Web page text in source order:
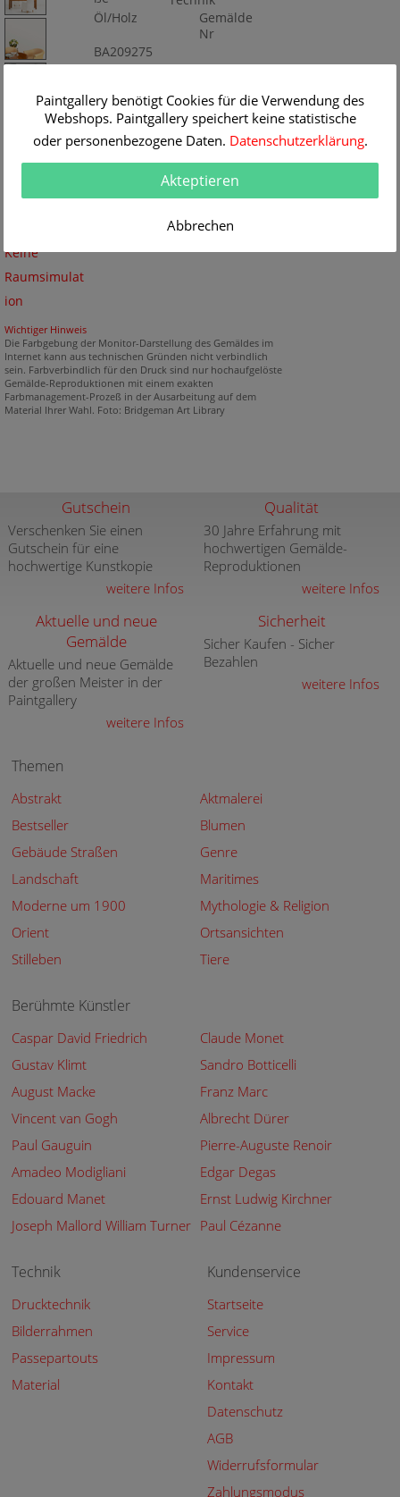
Keine
Raumsimulat
ion
Öl/Holz
Gemälde
Nr
BA209275
Wichtiger Hinweis
Die Farbgebung der Monitor-Darstellung des Gemäldes im
Internet kann aus technischen Gründen nicht verbindlich
sein. Farbverbindlich für den Druck sind nur hochaufgelöste
Gemälde-Reproduktionen mit einem exakten
Farbmanagement-Prozeß in der Ausarbeitung auf dem
Material Ihrer Wahl. Foto: Bridgeman Art Library
Gutschein
Verschenken Sie einen
Gutschein für eine
hochwertige Kunstkopie
weitere Infos
Qualität
30 Jahre Erfahrung mit
hochwertigen Gemälde-
Reproduktionen
weitere Infos
Aktuelle und neue
Gemälde
Aktuelle und neue Gemälde
der großen Meister in der
Paintgallery
weitere Infos
Sicherheit
Sicher Kaufen - Sicher
Bezahlen
weitere Infos
Themen
Abstrakt
Aktmalerei
Bestseller
Blumen
Gebäude Straßen
Genre
Landschaft
Maritimes
Moderne um 1900
Mythologie & Religion
Orient
Ortsansichten
Stilleben
Tiere
Berühmte Künstler
Caspar David Friedrich
Claude Monet
Gustav Klimt
Sandro Botticelli
August Macke
Franz Marc
Vincent van Gogh
Albrecht Dürer
Paul Gauguin
Pierre-Auguste Renoir
Amadeo Modigliani
Edgar Degas
Edouard Manet
Ernst Ludwig Kirchner
Joseph Mallord William Turner Paul Cézanne
Technik
Drucktechnik
Bilderrahmen
Passepartouts
Material
Kundenservice
Startseite
Service
Impressum
Kontakt
Datenschutz
AGB
Widerrufsformular
Zahlungsmodus
Paintgallery benötigt Cookies für die Verwendung des
Webshops. Paintgallery speichert keine statistische
oder personenbezogene Daten. Datenschutzerklärung.
Akteptieren
Abbrechen